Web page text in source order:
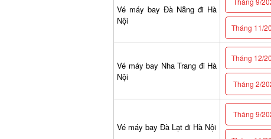
Vé máy bay Đà Nẵng đi Hà
Nội
Tháng 11/
Vé máy bay Nha Trang đi Hà
Nội
Tháng 12/
Tháng 2/
Vé máy bay Đà Lạt đi Hà Nội
Tháng 9/